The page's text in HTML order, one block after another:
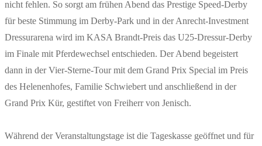
nicht fehlen. So sorgt am frühen Abend das Prestige Speed-Derby
für beste Stimmung im Derby-Park und in der Anrecht-Investment
Dressurarena wird im KASA Brandt-Preis das U25-Dressur-Derby
im Finale mit Pferdewechsel entschieden. Der Abend begeistert
dann in der Vier-Sterne-Tour mit dem Grand Prix Special im Preis
des Helenenhofes, Familie Schwiebert und anschließend in der
Grand Prix Kür, gestiftet von Freiherr von Jenisch.
Während der Veranstaltungstage ist die Tageskasse geöffnet und für